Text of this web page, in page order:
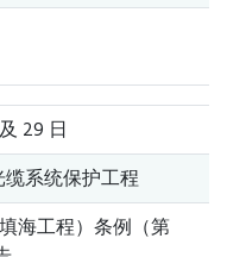
29 日
缆系统保护工程
海工程）条例（第